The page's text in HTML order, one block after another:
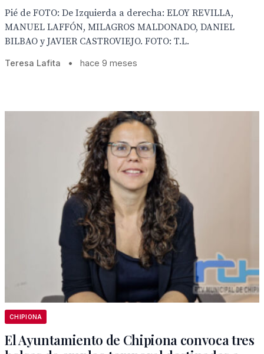
Pié de FOTO: De Izquierda a derecha: ELOY REVILLA,
MANUEL LAFFÓN, MILAGROS MALDONADO, DANIEL
BILBAO y JAVIER CASTROVIEJO. FOTO: T.L.
Teresa Lafita • hace 9 meses
CHIPIONA
El Ayuntamiento de Chipiona convoca tres